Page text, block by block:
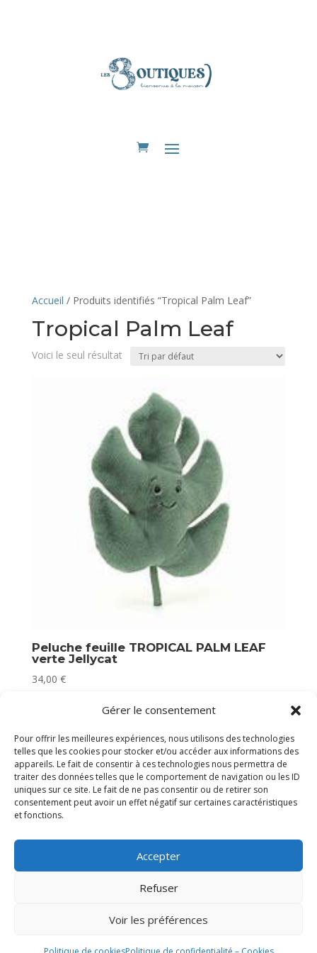
Gérer le consentement
Pour offrir les meilleures expériences, nous utilisons des technologies
telles que les cookies pour stocker et/ou accéder aux informations des
appareils. Le fait de consentir à ces technologies nous permettra de
traiter des données telles que le comportement de navigation ou les ID
uniques sur ce site. Le fait de ne pas consentir ou de retirer son
consentement peut avoir un effet négatif sur certaines caractéristiques
et fonctions.
Accepter
Refuser
Voir les préférences
Accueil / Produits identifiés “Tropical Palm Leaf”
Tropical Palm Leaf
Voici le seul résultat
Peluche feuille TROPICAL PALM LEAF
verte Jellycat
34,00 €